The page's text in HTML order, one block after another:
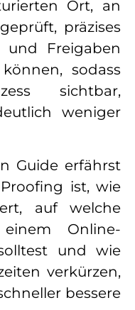
Ort, an
präzises
und Freigaben
sodass
sichtbar,
weniger
Guide erfährst
ist, wie
auf welche
Online-
und wie
verkürzen,
bessere